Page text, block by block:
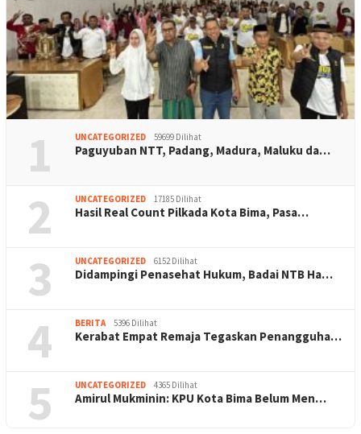
1 UNCATEGORIZED 59699 Dilihat
Paguyuban NTT, Padang, Madura, Maluku da…
2 UNCATEGORIZED 17185 Dilihat
Hasil Real Count Pilkada Kota Bima, Pasa…
3 UNCATEGORIZED 6152 Dilihat
Didampingi Penasehat Hukum, Badai NTB Ha…
4 BERITA 5396 Dilihat
Kerabat Empat Remaja Tegaskan Penangguha…
5 UNCATEGORIZED 4365 Dilihat
Amirul Mukminin: KPU Kota Bima Belum Men…